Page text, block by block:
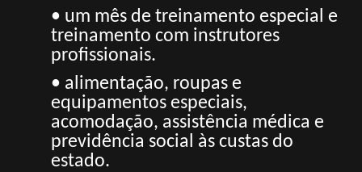
• um mês de treinamento especial e
treinamento com instrutores
profissionais.
• alimentação, roupas e
equipamentos especiais,
acomodação, assistência médica e
previdência social às custas do
estado.